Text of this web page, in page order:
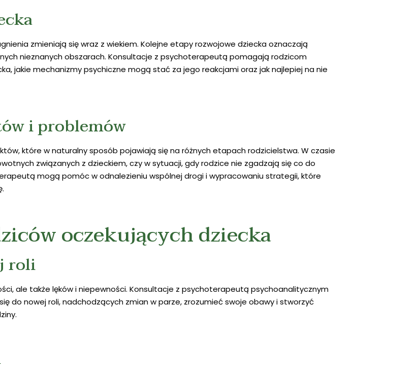
zmieniają się wraz z wiekiem. Kolejne etapy rozwojowe dziecka oznaczają
nieznanych obszarach. Konsultacje z psychoterapeutą pomagają rodzicom
jakie mechanizmy psychiczne mogą stać za jego reakcjami oraz jak najlepiej na nie
i problemów
które w naturalny sposób pojawiają się na różnych etapach rodzicielstwa. W czasie
związanych z dzieckiem, czy w sytuacji, gdy rodzice nie zgadzają się co do
mogą pomóc w odnalezieniu wspólnej drogi i wypracowaniu strategii, które
oczekujących dziecka
roli
ale także lęków i niepewności. Konsultacje z psychoterapeutą psychoanalitycznym
do nowej roli, nadchodzących zmian w parze, zrozumieć swoje obawy i stworzyć